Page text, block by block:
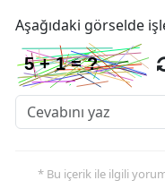
Aşağıdaki görselde
* Bu içerik ile ilgili